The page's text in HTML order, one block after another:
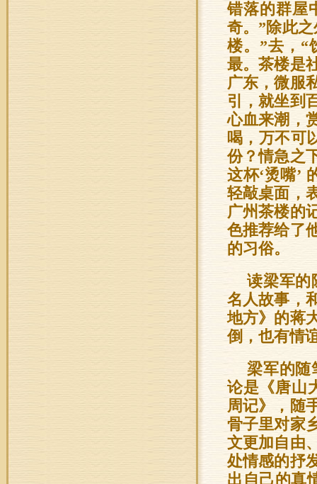
错落的群屋
奇。”除此
楼。”去，“
最。茶楼是
广东，微服
引，就坐到
心血来潮，
喝，万不可
份？情急之
这杯‘烫嘴’
轻敲桌面，
广州茶楼的
色推荐给了
的习俗。
读梁军的
名人故事，
地方》的蒋
倒，也有情
梁军的随
论是《唐山
周记》，随
骨子里对家
文更加自由
处情感的抒
出自己的真